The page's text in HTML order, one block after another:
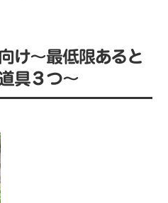
け～最低限あると
具３つ〜